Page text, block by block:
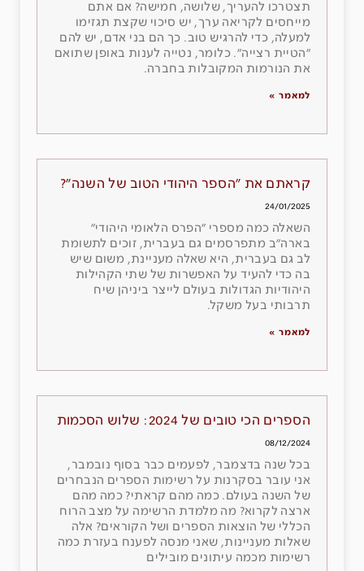
תצטרכו להעריך, שלושה, חמישה? אם אתם
מייחסים לקריאה ערך, יש סיכוי שקצת תגזימו
למעלה, כדי להרגיש טוב. כך הם בני אדם, יש להם
״הטיית רצייה״. כלומר, נטייה לענות באופן שתואם
את הנורמות המקובלות בחברה.
למאמר »
קראתם את ״הספר היהודי הטוב של השנה״?
24/01/2025
השאלה כמה מספרי ״הפרס הלאומי היהודי״
בארה״ב מתפרסמים גם בעברית, זוכים לתשומת
לב גם בעברית, היא שאלה מעניינת, משום שיש
בה כדי להעיד על האפשרות של שתי הקהילות
היהודיות הגדולות בעולם לייצר ביניהן שיח
תרבותי בעל משקל.
למאמר »
הספרים הכי טובים של 2024: שלוש הסכמות
08/12/2024
בכל שנה בדצמבר, לפעמים כבר בסוף נובמבר,
אני עובר בסקרנות על רשימות הספרים הנבחרים
של השנה בעולם. כמה מהם קראתי? כמה מהם
ארצה לקרוא? מה מלמדת הרשימה על מצב הרוח
הכללי של הוצאות הספרים ושל הקוראים? אלה
שאלות מעניינות, שאני מנסה לפענח בעזרת כמה
רשימות מכמה עיתונים מובילים